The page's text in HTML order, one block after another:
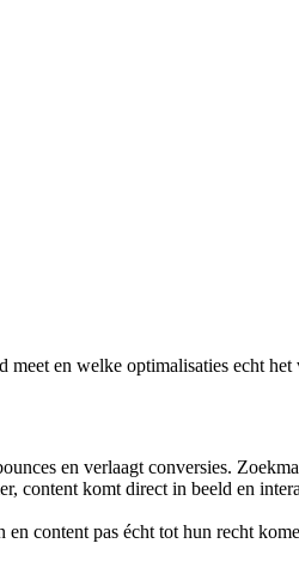
en welke optimalisaties echt het
en verlaagt conversies.
content komt direct in beeld en
content pas écht tot hun recht